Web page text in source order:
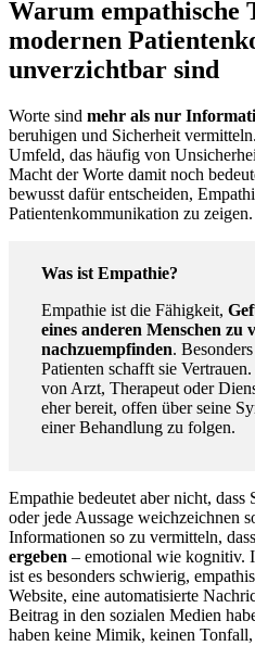
Warum empathische
modernen
unverzichtbar sind
Worte sind mehr als nur
beruhigen und Sicherheit
Umfeld, das häufig von
Macht der Worte damit noch
bewusst dafür entscheiden,
Patientenkommunikation zu zeigen.
Was ist Empathie?
Empathie ist die Fähigkeit,
eines anderen Menschen zu
nachzuempfinden.
Patienten schafft sie
von Arzt, Therapeut oder
eher bereit, offen über seine
einer Behandlung zu folgen.
Empathie bedeutet aber nicht,
oder jede Aussage weichzeichnen
Informationen so zu vermitteln,
ergeben – emotional wie kognitiv.
ist es besonders schwierig,
Website, eine automatisierte
Beitrag in den sozialen Medien
haben keine Mimik, keinen